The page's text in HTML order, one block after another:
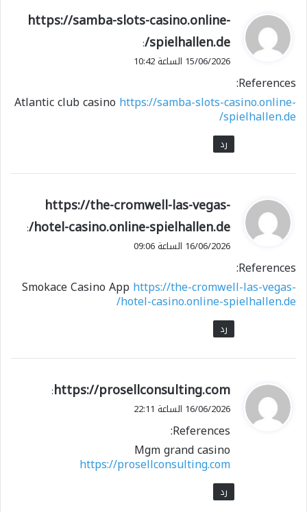
ي
و
ل
https://samba-slots-casino.online-
spielhallen.de/
:
15/06/2026 الساعة 10:42
References:
Atlantic club casino https://samba-slots-casino.online-
spielhallen.de/
رد
ي
و
ل
https://the-cromwell-las-vegas-
hotel-casino.online-spielhallen.de/
:
16/06/2026 الساعة 09:06
References:
Smokace Casino App https://the-cromwell-las-vegas-
hotel-casino.online-spielhallen.de/
رد
ي
ق
ل
https://prosellconsulting.com
:
16/06/2026 الساعة 22:11
References:
Mgm grand casino
https://prosellconsulting.com
رد